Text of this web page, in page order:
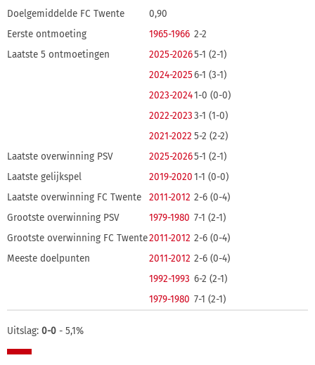
Doelgemiddelde FC Twente
0,90
Eerste ontmoeting
1965-1966 2-2
Laatste 5 ontmoetingen
2025-20265-1 (2-1)
2024-20256-1 (3-1)
2023-20241-0 (0-0)
2022-20233-1 (1-0)
2021-2022 5-2 (2-2)
Laatste overwinning PSV
2025-20265-1 (2-1)
Laatste gelijkspel
2019-20201-1 (0-0)
Laatste overwinning FC Twente
2011-2012 2-6 (0-4)
Grootste overwinning PSV
1979-1980 7-1 (2-1)
Grootste overwinning FC Twente2011-2012 2-6 (0-4)
Meeste doelpunten
2011-2012 2-6 (0-4)
1992-1993 6-2 (2-1)
1979-1980 7-1 (2-1)
Uitslag: 0-0 - 5,1%